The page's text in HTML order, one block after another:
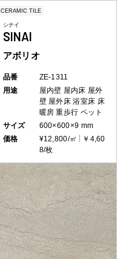
CERAMIC TILE
シナイ
SINAI
アボリオ
品番
ZE-1311
用途
屋内壁 屋内床 屋外
壁 屋外床 浴室床 床
暖房 重歩行 ペット
サイズ
600×600×9 mm
価格
¥12,800/㎡
￥4,60
8/枚